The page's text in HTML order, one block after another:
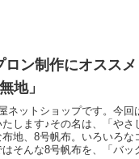
ロン制作にオスス
地」
ネットショップです。今
します♪その名は、「や
地、8号帆布。いろいろ
そんな8号帆布を、「バッ